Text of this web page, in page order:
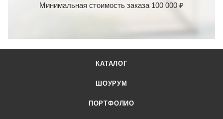
Минимальная стоимость заказа 100 000 ₽
КАТАЛОГ
ШОУРУМ
ПОРТФОЛИО